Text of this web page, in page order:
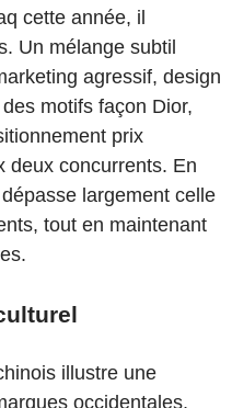
cette année, il
Un mélange subtil
agressif, design
motifs façon Dior,
prix
deux concurrents. En
largement celle
tout en maintenant
illustre une
occidentales,